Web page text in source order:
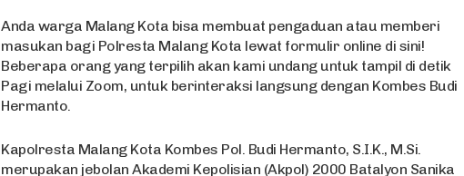
Anda warga Malang Kota bisa membuat pengaduan atau memberi
masukan bagi Polresta Malang Kota lewat formulir online di sini!
Beberapa orang yang terpilih akan kami undang untuk tampil di detik
Pagi melalui Zoom, untuk berinteraksi langsung dengan Kombes Budi
Hermanto.
Kapolresta Malang Kota Kombes Pol. Budi Hermanto, S.I.K., M.Si.
merupakan jebolan Akademi Kepolisian (Akpol) 2000 Batalyon Sanika